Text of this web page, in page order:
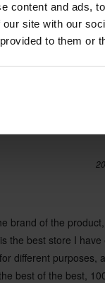
content and ads,
site with our
to them or
S 125 x 170 x
XL 130 x 160 x
peritään
tilauksesta
7 Arvostelut
brand of the
the best store I have
different purposes,
best of the best,